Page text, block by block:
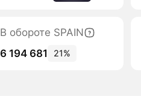
В обороте SPAIN
6 194 681
21%